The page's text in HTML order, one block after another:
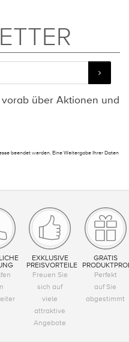
über Aktionen und
beendet werden. Eine Weitergabe Ihrer Daten
EXKLUSIVE
PREISVORTEILE
Freuen Sie
sich auf
viele
attraktive
Angebote
GRATIS
Perfekt
auf Sie
abgestimmt